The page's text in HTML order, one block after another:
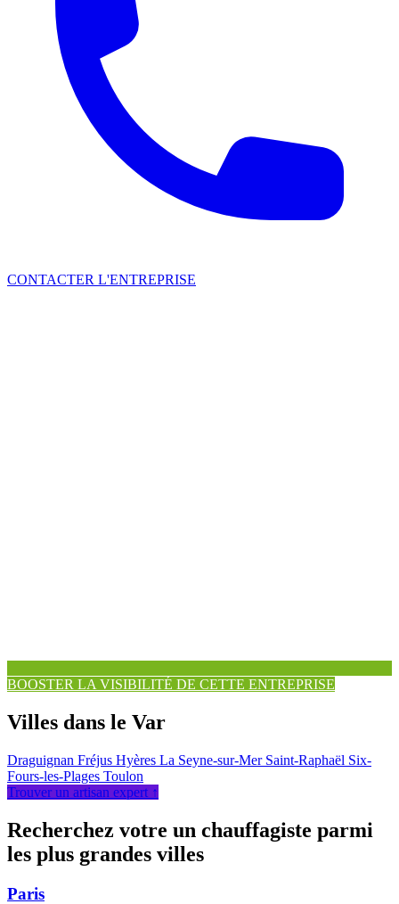
CONTACTER L'ENTREPRISE
BOOSTER LA VISIBILITÉ DE CETTE ENTREPRISE
Villes dans le Var
Draguignan Fréjus Hyères La Seyne-sur-Mer Saint-Raphaël Six-
Fours-les-Plages Toulon
Trouver un artisan expert ↑
Recherchez votre un chauffagiste parmi
les plus grandes villes
Paris